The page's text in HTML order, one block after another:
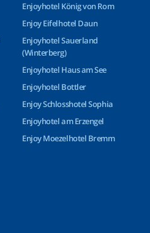
Enjoyhotel König von Rom
Enjoy Eifelhotel Daun
Enjoyhotel Sauerland
(Winterberg)
Enjoyhotel Haus am See
Enjoyhotel Bottler
Enjoy Schlosshotel Sophia
Enjoyhotel am Erzengel
Enjoy Moezelhotel Bremm